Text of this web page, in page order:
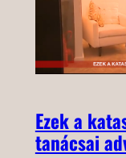
Ezek a
tanácsai